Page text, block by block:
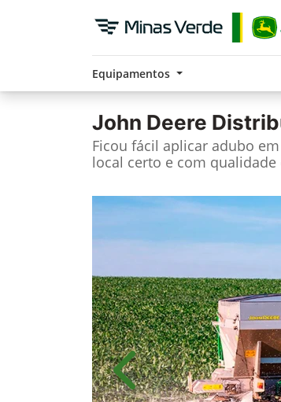
Equipamentos
John Deere
Ficou fácil aplicar adubo
local certo e com
Anterior